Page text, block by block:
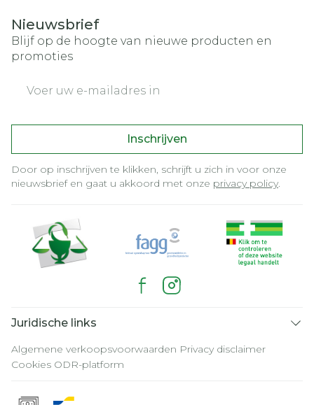
Nieuwsbrief
Blijf op de hoogte van nieuwe producten en
promoties
Inschrijven
Door op inschrijven te klikken, schrijft u zich in voor onze
nieuwsbrief en gaat u akkoord met onze privacy policy.
Juridische links
Algemene verkoopsvoorwaarden Privacy disclaimer
Cookies ODR-platform